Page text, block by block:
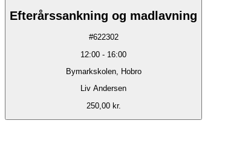
Efterårssankning og madlavning
#622302
12:00 - 16:00
Bymarkskolen, Hobro
Liv Andersen
250,00 kr.